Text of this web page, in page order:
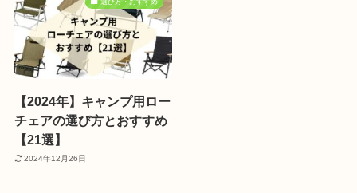
【2024年】キャンプ用ロー
チェアの選び方とおすすめ
【21選】
2024年12月26日